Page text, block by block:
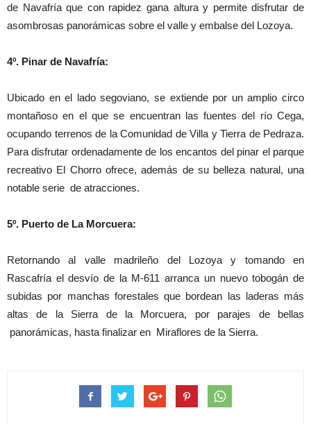
de Navafría que con rapidez gana altura y permite disfrutar de
asombrosas panorámicas sobre el valle y embalse del Lozoya.
4º. Pinar de Navafría:
Ubicado en el lado segoviano, se extiende por un amplio circo
montañoso en el que se encuentran las fuentes del río Cega,
ocupando terrenos de la Comunidad de Villa y Tierra de Pedraza.
Para disfrutar ordenadamente de los encantos del pinar el parque
recreativo El Chorro ofrece, además de su belleza natural, una
notable serie de atracciones.
5º. Puerto de La Morcuera:
Retornando al valle madrileño del Lozoya y tomando en
Rascafría el desvío de la M-611 arranca un nuevo tobogán de
subidas por manchas forestales que bordean las laderas más
altas de la Sierra de la Morcuera, por parajes de bellas
panorámicas, hasta finalizar en Miraflores de la Sierra.